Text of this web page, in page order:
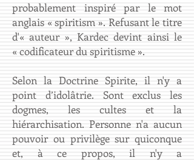
probablement inspiré par le mot
anglais « spiritism ». Refusant le titre
d'« auteur », Kardec devint ainsi le
« codificateur du spiritisme ».
​Selon la Doctrine Spirite, il n'y a
point d’idolâtrie. Sont exclus les
dogmes, les cultes et la
hiérarchisation. Personne n'a aucun
pouvoir ou privilège sur quiconque
et, à ce propos, il n'y a